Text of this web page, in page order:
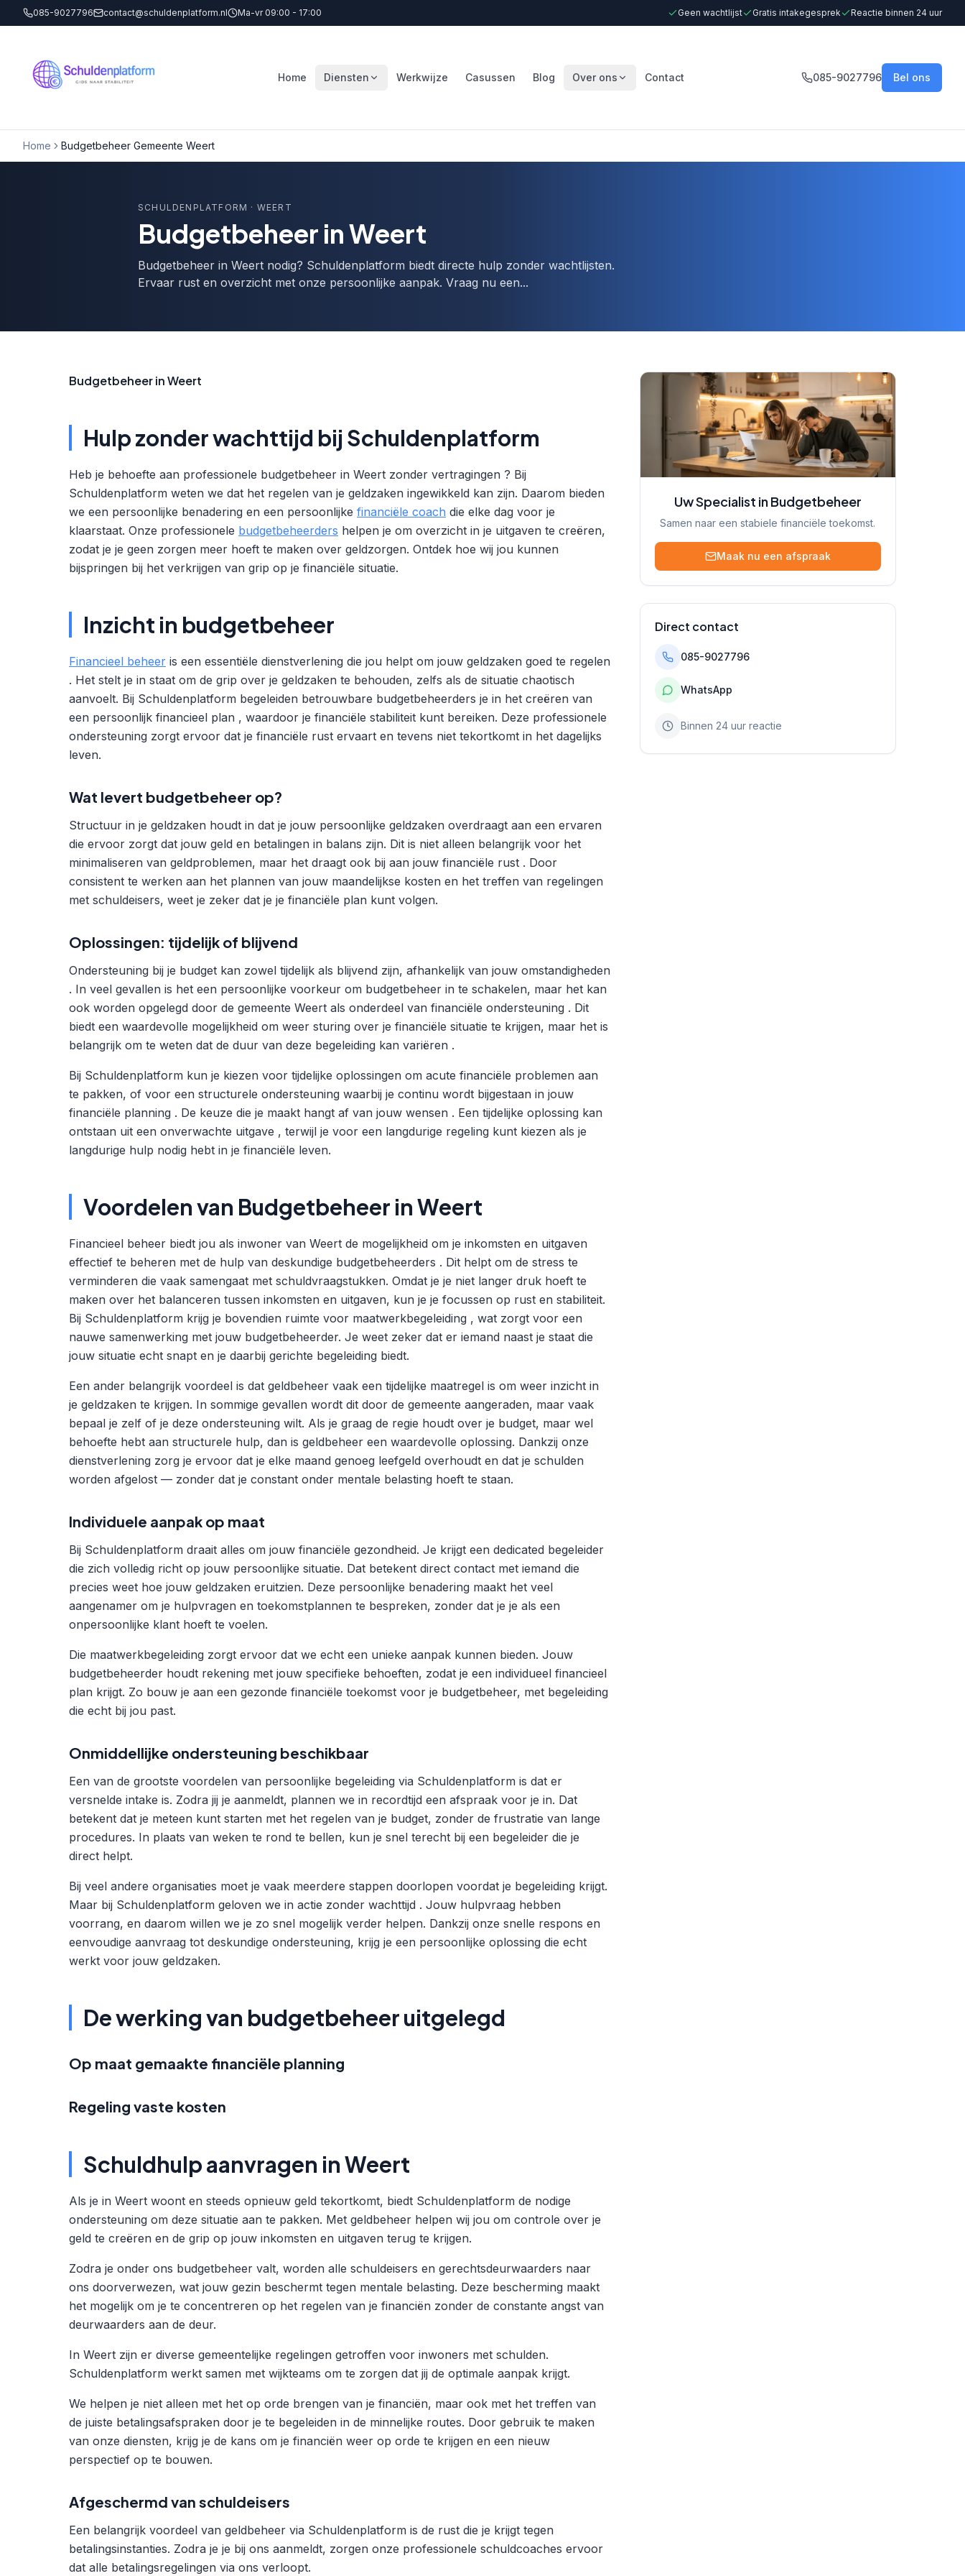
085-9027796 contact@schuldenplatform.nl Ma-vr 09:00 - 17:00 Geen wachtlijst Gratis intakegesprek Reactie binnen 24 uur
Home Diensten Werkwijze Casussen Blog Over ons Contact 085-9027796 Bel ons
Home Budgetbeheer Gemeente Weert
SCHULDENPLATFORM · WEERT
Budgetbeheer in Weert
Budgetbeheer in Weert nodig? Schuldenplatform biedt directe hulp zonder wachtlijsten.
Ervaar rust en overzicht met onze persoonlijke aanpak. Vraag nu een...
Budgetbeheer in Weert
Hulp zonder wachttijd bij Schuldenplatform
Heb je behoefte aan professionele budgetbeheer in Weert zonder vertragingen ? Bij
Schuldenplatform weten we dat het regelen van je geldzaken ingewikkeld kan zijn. Daarom bieden
we een persoonlijke benadering en een persoonlijke financiële coach die elke dag voor je
klaarstaat. Onze professionele budgetbeheerders helpen je om overzicht in je uitgaven te creëren,
zodat je je geen zorgen meer hoeft te maken over geldzorgen. Ontdek hoe wij jou kunnen
bijspringen bij het verkrijgen van grip op je financiële situatie.
Inzicht in budgetbeheer
Financieel beheer is een essentiële dienstverlening die jou helpt om jouw geldzaken goed te regelen
. Het stelt je in staat om de grip over je geldzaken te behouden, zelfs als de situatie chaotisch
aanvoelt. Bij Schuldenplatform begeleiden betrouwbare budgetbeheerders je in het creëren van
een persoonlijk financieel plan , waardoor je financiële stabiliteit kunt bereiken. Deze professionele
ondersteuning zorgt ervoor dat je financiële rust ervaart en tevens niet tekortkomt in het dagelijks
leven.
Wat levert budgetbeheer op?
Structuur in je geldzaken houdt in dat je jouw persoonlijke geldzaken overdraagt aan een ervaren
die ervoor zorgt dat jouw geld en betalingen in balans zijn. Dit is niet alleen belangrijk voor het
minimaliseren van geldproblemen, maar het draagt ook bij aan jouw financiële rust . Door
consistent te werken aan het plannen van jouw maandelijkse kosten en het treffen van regelingen
met schuldeisers, weet je zeker dat je je financiële plan kunt volgen.
Oplossingen: tijdelijk of blijvend
Ondersteuning bij je budget kan zowel tijdelijk als blijvend zijn, afhankelijk van jouw omstandigheden
. In veel gevallen is het een persoonlijke voorkeur om budgetbeheer in te schakelen, maar het kan
ook worden opgelegd door de gemeente Weert als onderdeel van financiële ondersteuning . Dit
biedt een waardevolle mogelijkheid om weer sturing over je financiële situatie te krijgen, maar het is
belangrijk om te weten dat de duur van deze begeleiding kan variëren .
Bij Schuldenplatform kun je kiezen voor tijdelijke oplossingen om acute financiële problemen aan
te pakken, of voor een structurele ondersteuning waarbij je continu wordt bijgestaan in jouw
financiële planning . De keuze die je maakt hangt af van jouw wensen . Een tijdelijke oplossing kan
ontstaan uit een onverwachte uitgave , terwijl je voor een langdurige regeling kunt kiezen als je
langdurige hulp nodig hebt in je financiële leven.
Voordelen van Budgetbeheer in Weert
Financieel beheer biedt jou als inwoner van Weert de mogelijkheid om je inkomsten en uitgaven
effectief te beheren met de hulp van deskundige budgetbeheerders . Dit helpt om de stress te
verminderen die vaak samengaat met schuldvraagstukken. Omdat je je niet langer druk hoeft te
maken over het balanceren tussen inkomsten en uitgaven, kun je je focussen op rust en stabiliteit.
Bij Schuldenplatform krijg je bovendien ruimte voor maatwerkbegeleiding , wat zorgt voor een
nauwe samenwerking met jouw budgetbeheerder. Je weet zeker dat er iemand naast je staat die
jouw situatie echt snapt en je daarbij gerichte begeleiding biedt.
Een ander belangrijk voordeel is dat geldbeheer vaak een tijdelijke maatregel is om weer inzicht in
je geldzaken te krijgen. In sommige gevallen wordt dit door de gemeente aangeraden, maar vaak
bepaal je zelf of je deze ondersteuning wilt. Als je graag de regie houdt over je budget, maar wel
behoefte hebt aan structurele hulp, dan is geldbeheer een waardevolle oplossing. Dankzij onze
dienstverlening zorg je ervoor dat je elke maand genoeg leefgeld overhoudt en dat je schulden
worden afgelost — zonder dat je constant onder mentale belasting hoeft te staan.
Individuele aanpak op maat
Bij Schuldenplatform draait alles om jouw financiële gezondheid. Je krijgt een dedicated begeleider
die zich volledig richt op jouw persoonlijke situatie. Dat betekent direct contact met iemand die
precies weet hoe jouw geldzaken eruitzien. Deze persoonlijke benadering maakt het veel
aangenamer om je hulpvragen en toekomstplannen te bespreken, zonder dat je je als een
onpersoonlijke klant hoeft te voelen.
Die maatwerkbegeleiding zorgt ervoor dat we echt een unieke aanpak kunnen bieden. Jouw
budgetbeheerder houdt rekening met jouw specifieke behoeften, zodat je een individueel financieel
plan krijgt. Zo bouw je aan een gezonde financiële toekomst voor je budgetbeheer, met begeleiding
die echt bij jou past.
Onmiddellijke ondersteuning beschikbaar
Een van de grootste voordelen van persoonlijke begeleiding via Schuldenplatform is dat er
versnelde intake is. Zodra jij je aanmeldt, plannen we in recordtijd een afspraak voor je in. Dat
betekent dat je meteen kunt starten met het regelen van je budget, zonder de frustratie van lange
procedures. In plaats van weken te rond te bellen, kun je snel terecht bij een begeleider die je
direct helpt.
Bij veel andere organisaties moet je vaak meerdere stappen doorlopen voordat je begeleiding krijgt.
Maar bij Schuldenplatform geloven we in actie zonder wachttijd . Jouw hulpvraag hebben
voorrang, en daarom willen we je zo snel mogelijk verder helpen. Dankzij onze snelle respons en
eenvoudige aanvraag tot deskundige ondersteuning, krijg je een persoonlijke oplossing die echt
werkt voor jouw geldzaken.
De werking van budgetbeheer uitgelegd
Op maat gemaakte financiële planning
Regeling vaste kosten
Schuldhulp aanvragen in Weert
Als je in Weert woont en steeds opnieuw geld tekortkomt, biedt Schuldenplatform de nodige
ondersteuning om deze situatie aan te pakken. Met geldbeheer helpen wij jou om controle over je
geld te creëren en de grip op jouw inkomsten en uitgaven terug te krijgen.
Zodra je onder ons budgetbeheer valt, worden alle schuldeisers en gerechtsdeurwaarders naar
ons doorverwezen, wat jouw gezin beschermt tegen mentale belasting. Deze bescherming maakt
het mogelijk om je te concentreren op het regelen van je financiën zonder de constante angst van
deurwaarders aan de deur.
In Weert zijn er diverse gemeentelijke regelingen getroffen voor inwoners met schulden.
Schuldenplatform werkt samen met wijkteams om te zorgen dat jij de optimale aanpak krijgt.
We helpen je niet alleen met het op orde brengen van je financiën, maar ook met het treffen van
de juiste betalingsafspraken door je te begeleiden in de minnelijke routes. Door gebruik te maken
van onze diensten, krijg je de kans om je financiën weer op orde te krijgen en een nieuw
perspectief op te bouwen.
Afgeschermd van schuldeisers
Een belangrijk voordeel van geldbeheer via Schuldenplatform is de rust die je krijgt tegen
betalingsinstanties. Zodra je je bij ons aanmeldt, zorgen onze professionele schuldcoaches ervoor
dat alle betalingsregelingen via ons verloopt.
Uw Specialist in Budgetbeheer
Samen naar een stabiele financiële toekomst.
Maak nu een afspraak
Direct contact
085-9027796
WhatsApp
Binnen 24 uur reactie